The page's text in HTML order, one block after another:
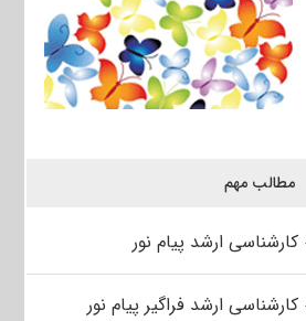
مطالب مهم
کارشناسی ارشد پیام نور
کارشناسی ارشد فراگیر پیام نور